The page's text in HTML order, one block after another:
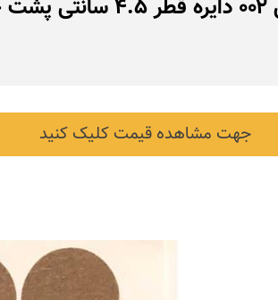
جهت مشاهده قیمت کلیک کنید